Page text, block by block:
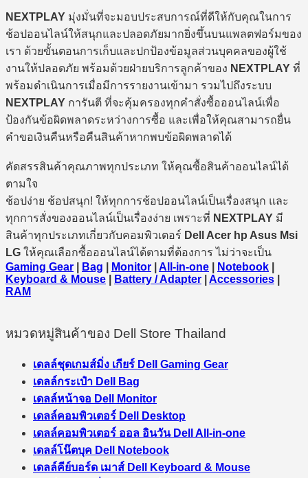
NEXTPLAY มุ่งมั่นที่จะมอบประสบการณ์ที่ดีให้กับคุณในการ
ช้อปออนไลน์ให้สนุกและปลอดภัยมากยิ่งขึ้นบนแพลตฟอร์มของ
เรา ด้วยขั้นตอนการเก็บและปกป้องข้อมูลส่วนบุคคลของผู้ใช้
งานให้ปลอดภัย พร้อมด้วยฝ่ายบริการลูกค้าของ NEXTPLAY ที่
พร้อมดำเนินการเมื่อมีการรายงานเข้ามา รวมไปถึงระบบ
NEXTPLAY การันตี ที่จะคุ้มครองทุกคำสั่งซื้อออนไลน์เพื่อ
ป้องกันข้อผิดพลาดระหว่างการซื้อ และเพื่อให้คุณสามารถยื่น
คำขอเงินคืนหรือคืนสินค้าหากพบข้อผิดพลาดได้
คัดสรรสินค้าคุณภาพทุกประเภท ให้คุณซื้อสินค้าออนไลน์ได้
ตามใจ
ช้อปง่าย ช้อปสนุก! ให้ทุกการช้อปออนไลน์เป็นเรื่องสนุก และ
ทุกการสั่งของออนไลน์เป็นเรื่องง่าย เพราะที่ NEXTPLAY มี
สินค้าทุกประเภทเกี่ยวกับคอมพิวเตอร์ Dell Acer hp Asus Msi
LG ให้คุณเลือกซื้อออนไลน์ได้ตามที่ต้องการ ไม่ว่าจะเป็น
Gaming Gear
Bag Monitor All-in-one Notebook
Keyboard & Mouse
Battery / Adapter Accessories
RAM
หมวดหมู่สินค้าของ Dell Store Thailand
เดลล์ชุดเกมส์มิ่ง เกียร์ Dell Gaming Gear
เดลล์กระเป๋า Dell Bag
เดลล์หน้าจอ Dell Monitor
เดลล์คอมพิวเตอร์ Dell Desktop
เดลล์คอมพิวเตอร์ ออล อินวัน Dell All-in-one
เดลล์โน๊ตบุค Dell Notebook
เดลล์คีย์บอร์ด เมาส์ Dell Keyboard & Mouse